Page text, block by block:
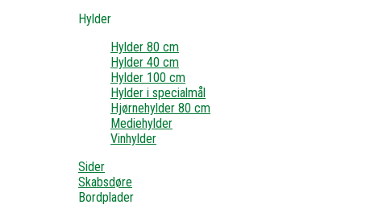
Hylder
Hylder 80 cm
Hylder 40 cm
Hylder 100 cm
Hylder i specialmål
Hjørnehylder 80 cm
Mediehylder
Vinhylder
Sider
Skabsdøre
Bordplader